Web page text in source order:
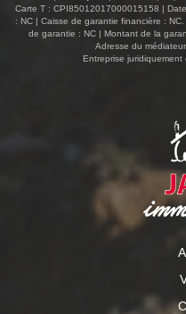
Carte T : CPI85012017000015158 |
: NC | Caisse de garantie financière :
de garantie : NC | Montant de la
Adresse du
Entreprise